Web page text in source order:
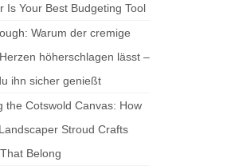
Is Your Best Budgeting Tool
Warum der cremige
höherschlagen lässt –
ihn sicher genießt
the Cotswold Canvas: How
Stroud Crafts
Belong